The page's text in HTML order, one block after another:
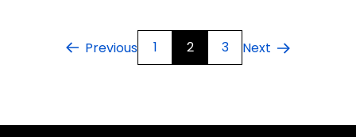
Previous 1 2 3 Next